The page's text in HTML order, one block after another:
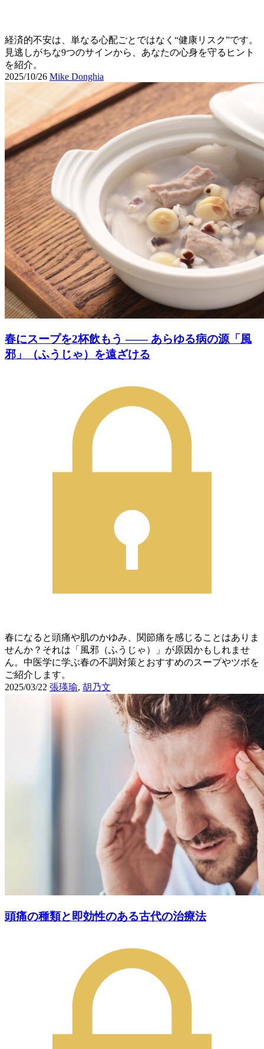
経済的不安は、単なる心配ごとではなく“健康リスク”です。
見逃しがちな9つのサインから、あなたの心身を守るヒント
を紹介。
2025/10/26 Mike Donghia
春にスープを2杯飲もう —— あらゆる病の源「風
邪」（ふうじゃ）を遠ざける
春になると頭痛や肌のかゆみ、関節痛を感じることはありま
せんか？それは「風邪（ふうじゃ）」が原因かもしれませ
ん。中医学に学ぶ春の不調対策とおすすめのスープやツボを
ご紹介します。
2025/03/22 張瑛瑜, 胡乃文
頭痛の種類と即効性のある古代の治療法